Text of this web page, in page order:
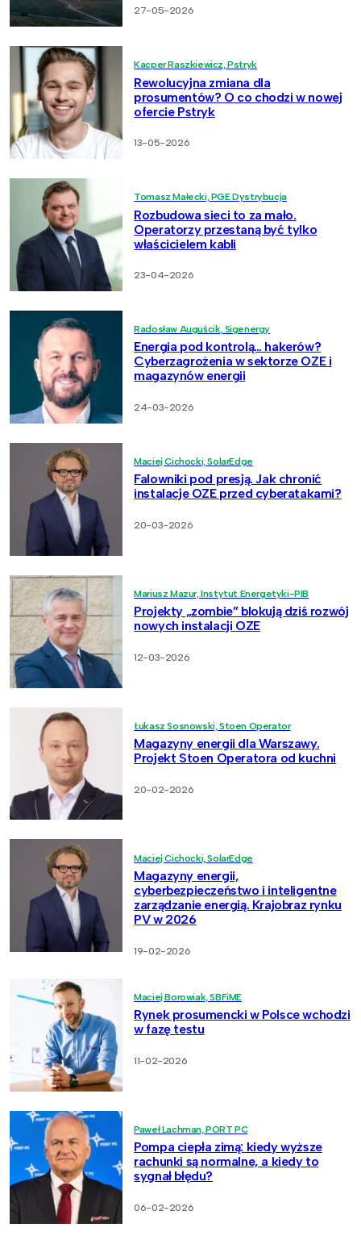
27-05-2026
Kacper Raszkiewicz, Pstryk
Rewolucyjna zmiana dla
prosumentów? O co chodzi w nowej
ofercie Pstryk
13-05-2026
Tomasz Małecki, PGE Dystrybucja
Rozbudowa sieci to za mało.
Operatorzy przestaną być tylko
właścicielem kabli
23-04-2026
Radosław Auguścik, Sigenergy
Energia pod kontrolą… hakerów?
Cyberzagrożenia w sektorze OZE i
magazynów energii
24-03-2026
Maciej Cichocki, SolarEdge
Falowniki pod presją. Jak chronić
instalacje OZE przed cyberatakami?
20-03-2026
Mariusz Mazur, Instytut Energetyki-PIB
Projekty „zombie” blokują dziś rozwój
nowych instalacji OZE
12-03-2026
Łukasz Sosnowski, Stoen Operator
Magazyny energii dla Warszawy.
Projekt Stoen Operatora od kuchni
20-02-2026
Maciej Cichocki, SolarEdge
Magazyny energii,
cyberbezpieczeństwo i inteligentne
zarządzanie energią. Krajobraz rynku
PV w 2026
19-02-2026
Maciej Borowiak, SBFiME
Rynek prosumencki w Polsce wchodzi
w fazę testu
11-02-2026
Paweł Lachman, PORT PC
Pompa ciepła zimą: kiedy wyższe
rachunki są normalne, a kiedy to
sygnał błędu?
06-02-2026